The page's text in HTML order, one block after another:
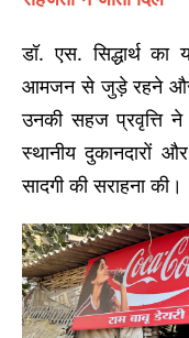
डॉ. एस. सिद्धार्थ
आमजन से जुड़े रहने और
उनकी सहज प्रवृत्ति ने
स्थानीय दुकानदारों
सादगी की सराहना की।